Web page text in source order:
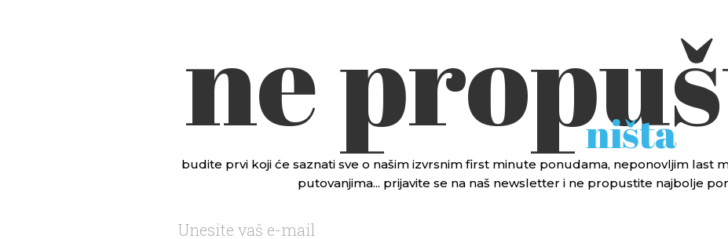
ne ništa
budite prvi koji će saznati sve o našim izvrsnim first minute ponudama, neponovljim last
putovanjima... prijavite se na naš newsletter i ne propustite najbolje